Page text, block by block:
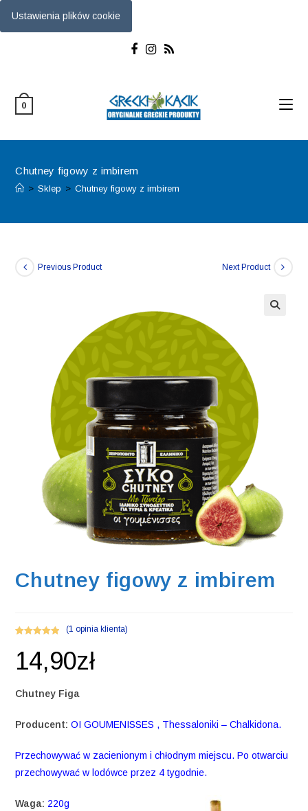
Ustawienia plików cookie
0
Chutney figowy z imbirem
> Sklep > Chutney figowy z imbirem
Previous Product Next Product
Chutney figowy z imbirem
5.00
na 5 na
podstawie
(1 opinia klienta)
14,90zł
Chutney Figa
Producent: OI GOUMENISSES , Thessaloniki – Chalkidona.
Przechowywać w zacienionym i chłodnym miejscu. Po otwarciu
przechowywać w lodówce przez 4 tygodnie.
Waga: 220g